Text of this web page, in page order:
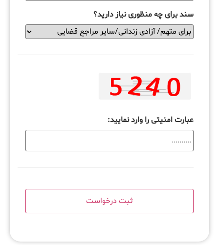
سند برای چه منظوری نیاز دارید؟
عبارت امنیتی را وارد نمایید: